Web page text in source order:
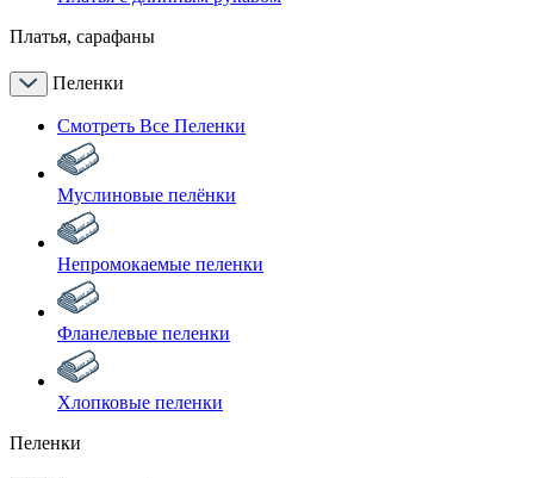
Платья, сарафаны
Пеленки
Смотреть Все Пеленки
Муслиновые пелёнки
Непромокаемые пеленки
Фланелевые пеленки
Хлопковые пеленки
Пеленки